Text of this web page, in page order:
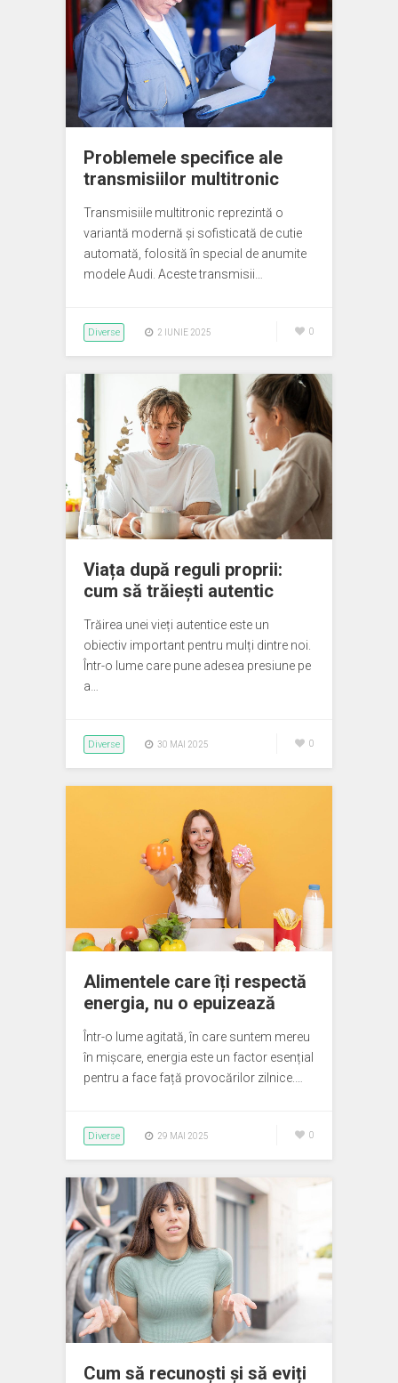
Problemele specifice ale
transmisiilor multitronic
Transmisiile multitronic reprezintă o
variantă modernă și sofisticată de cutie
automată, folosită în special de anumite
modele Audi. Aceste transmisii…
Diverse 2 IUNIE 2025 0
Viața după reguli proprii:
cum să trăiești autentic
Trăirea unei vieți autentice este un
obiectiv important pentru mulți dintre noi.
Într-o lume care pune adesea presiune pe
a…
Diverse 30 MAI 2025 0
Alimentele care îți respectă
energia, nu o epuizează
Într-o lume agitată, în care suntem mereu
în mișcare, energia este un factor esențial
pentru a face față provocărilor zilnice.…
Diverse 29 MAI 2025 0
Cum să recunoști și să eviți